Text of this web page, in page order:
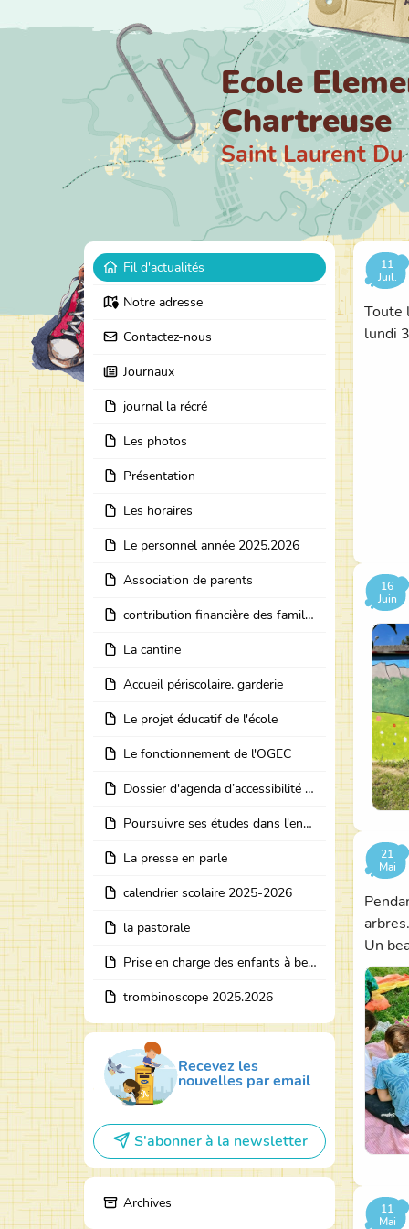
Ecole
Chartreuse
Saint Laurent Du
Fil d'actualités
Notre adresse
Contactez-nous
Journaux
journal la récré
Les photos
Présentation
Les horaires
Le personnel année 2025.2026
Association de parents
contribution financière des familles pour l'année 2025 -2026
La cantine
Accueil périscolaire, garderie
Le projet éducatif de l'école
Le fonctionnement de l'OGEC
Dossier d'agenda d’accessibilité programmée de l’école Notre Dame en Chartreuse
Poursuivre ses études dans l'enseignement catholique
La presse en parle
calendrier scolaire 2025-2026
la pastorale
Prise en charge des enfants à besoins particuliers
trombinoscope 2025.2026
Recevez les
nouvelles par email
S'abonner à la newsletter
Archives
11
Juil.
Toute
lundi
16
Juin
21
Mai
arbres.
Un
11
Mai